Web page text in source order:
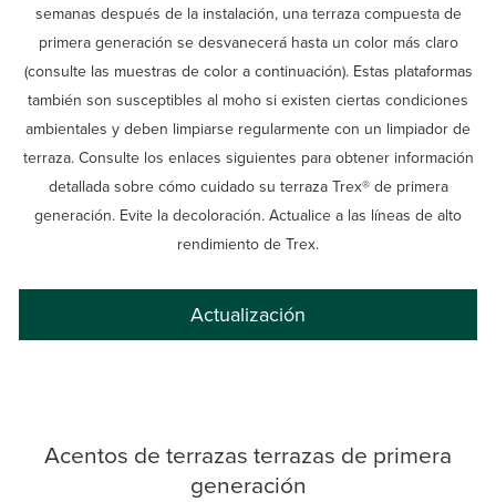
semanas después de la instalación, una terraza compuesta de
primera generación se desvanecerá hasta un color más claro
(consulte las muestras de color a continuación). Estas plataformas
también son susceptibles al moho si existen ciertas condiciones
ambientales y deben limpiarse regularmente con un limpiador de
terraza. Consulte los enlaces siguientes para obtener información
detallada sobre cómo cuidado su terraza Trex® de primera
generación. Evite la decoloración. Actualice a las líneas de alto
rendimiento de Trex.
Actualización
Acentos de terrazas terrazas de primera
generación